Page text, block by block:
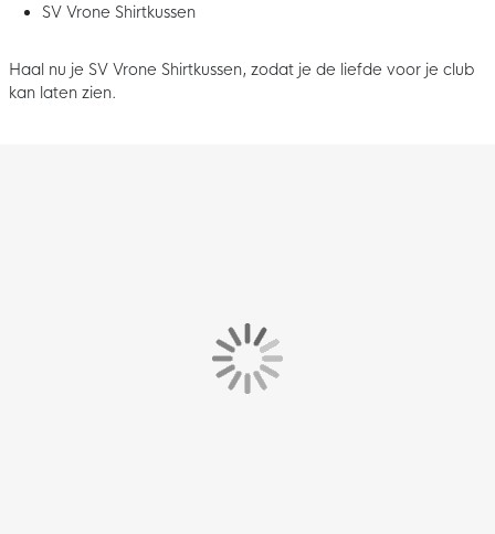
SV Vrone Shirtkussen
Haal nu je SV Vrone Shirtkussen, zodat je de liefde voor je club
kan laten zien.